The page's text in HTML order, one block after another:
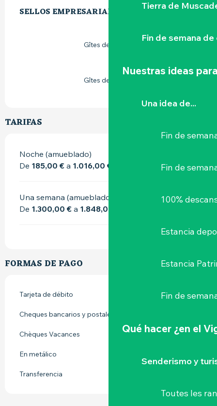
Tierra de
Fin de semana
Nuestras ideas
Una idea de...
Fin de
Fin de
100%
Estancia
Estancia
Fin de
Qué hacer ¿en el
Senderismo y
Toutes les
SELLOS EMPRESARIALES
SELLOS EMPRESARIALES
Gîtes de France
Gîtes de France
TARIFAS
Noche (amueblado)
De 185,00 € a 1.016,00 €
Una semana (amueblado)
De 1.300,00 € a 1.848,00 €
FORMAS DE PAGO
Tarjeta de débito
Cheques bancarios y postales
Chèques Vacances
En metálico
Transferencia